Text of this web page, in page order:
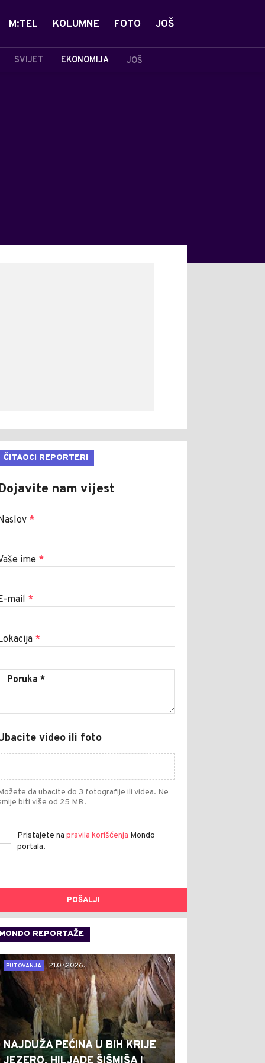
SVIJET EKONOMIJA JOŠ
M:TEL KOLUMNE FOTO JOŠ
ČITAOCI REPORTERI
nam vijest
*
ime *
mail *
*
video ili foto
da ubacite do 3 fotografije ili videa. Ne
biti više od 25 MB.
Pristajete na pravila korišćenja Mondo
portala.
POŠALJI
MONDO REPORTAŽE
0
PUTOVANJA
21.07.2026.
NAJDUŽA PEĆINA U BIH KRIJE